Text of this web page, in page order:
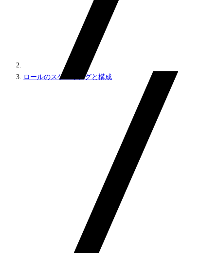
ロールのスケーリングと構成